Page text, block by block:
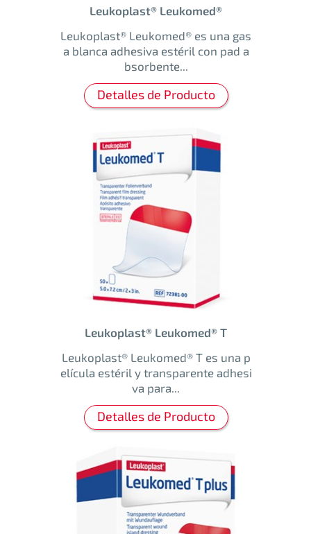
Leukoplast® Leukomed®
Leukoplast® Leukomed® es una gas
a blanca adhesiva estéril con pad a
bsorbente...
Detalles de Producto
Leukoplast® Leukomed® T
Leukoplast® Leukomed® T es una p
elícula estéril y transparente adhesi
va para...
Detalles de Producto